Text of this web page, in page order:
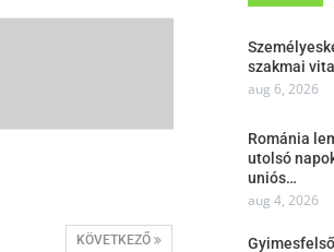
KÖVETKEZŐ
szakmai
aug 6, 2026
Románia
utolsó
uniós…
aug 4, 2026